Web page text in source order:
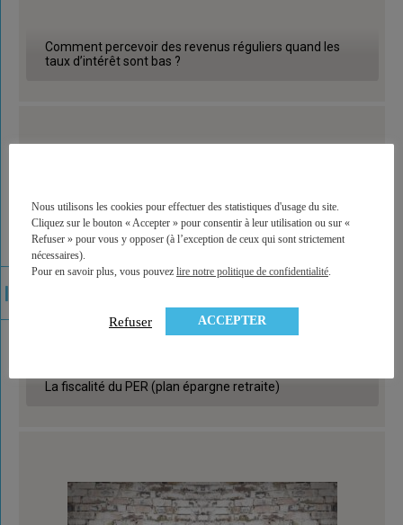
Comment percevoir des revenus réguliers quand les
taux d’intérêt sont bas ?
La fiscalité du PER (plan épargne retraite)
Nous utilisons les cookies pour effectuer des statistiques d'usage du site.
Cliquez sur le bouton « Accepter » pour consentir à leur utilisation ou sur «
Refuser » pour vous y opposer (à l’exception de ceux qui sont strictement
nécessaires).
Pour en savoir plus, vous pouvez lire notre politique de confidentialité.
Refuser ACCEPTER